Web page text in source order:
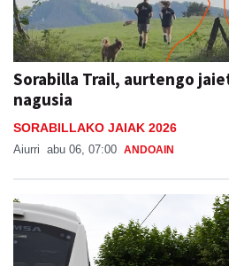
Sorabilla Trail, aurtengo
nagusia
SORABILLAKO JAIAK 2026
Aiurri abu 06, 07:00 ANDOAIN